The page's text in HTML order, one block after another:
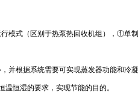
模式（区别于热泵热回收机组），①单
并根据系统需要可实现蒸发器功能和冷
恒湿的要求，实现节能的目的。